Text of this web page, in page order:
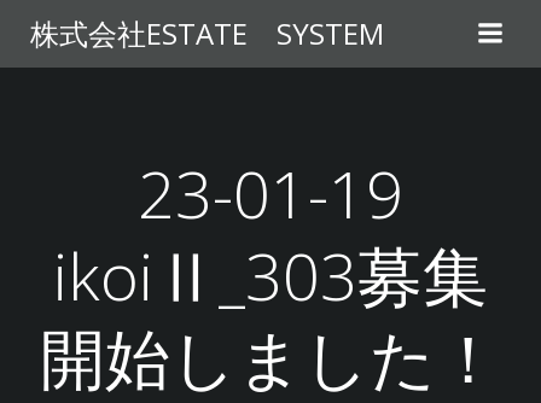
ン
テ
ス
プ
株式会社ESTATE SYSTEM
23-01-19
ikoiⅡ_303募集
開始しました！